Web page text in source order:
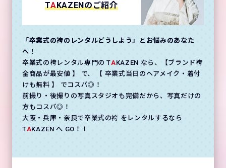
TAKAZENのご紹介
「卒業式の袴のレンタルどうしよう」とお悩みのあなた
へ！
卒業式の袴レンタル専門の TAKAZEN なら、【ブランド袴
全商品が最安値 】 で、 【 卒業式当日のヘアメイク・着付
けも無料 】 でコスパ◎！
前撮り・後撮りの写真スタジオも完備だから、写真だけの
方もコスパ◎！
大阪・兵庫・奈良で卒業式の袴 をレンタルするなら
TAKAZEN へ GO！！